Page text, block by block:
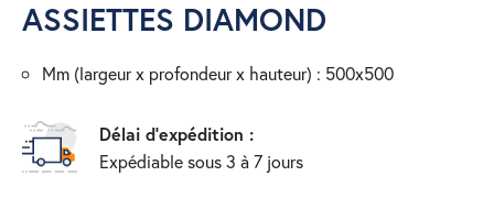
ASSIETTES DIAMOND
mm (largeur x profondeur x hauteur) : 500x500
Délai d'expédition :
Expédiable sous 3 à 7 jours